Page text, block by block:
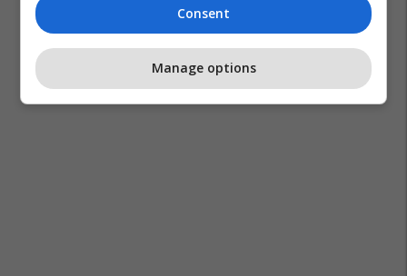
Irani
Consent
Manage options